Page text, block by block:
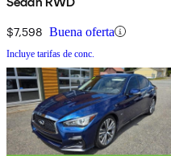
$7,598 Buena oferta
Incluye tarifas de conc.